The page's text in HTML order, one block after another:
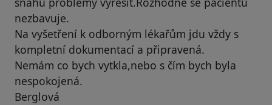
nezbavuje.
Na vyšetření k odborným lékařům jdu vždy s
kompletní dokumentací a připravená.
Nemám co bych vytkla,nebo s čím bych byla
nespokojená.
Berglová